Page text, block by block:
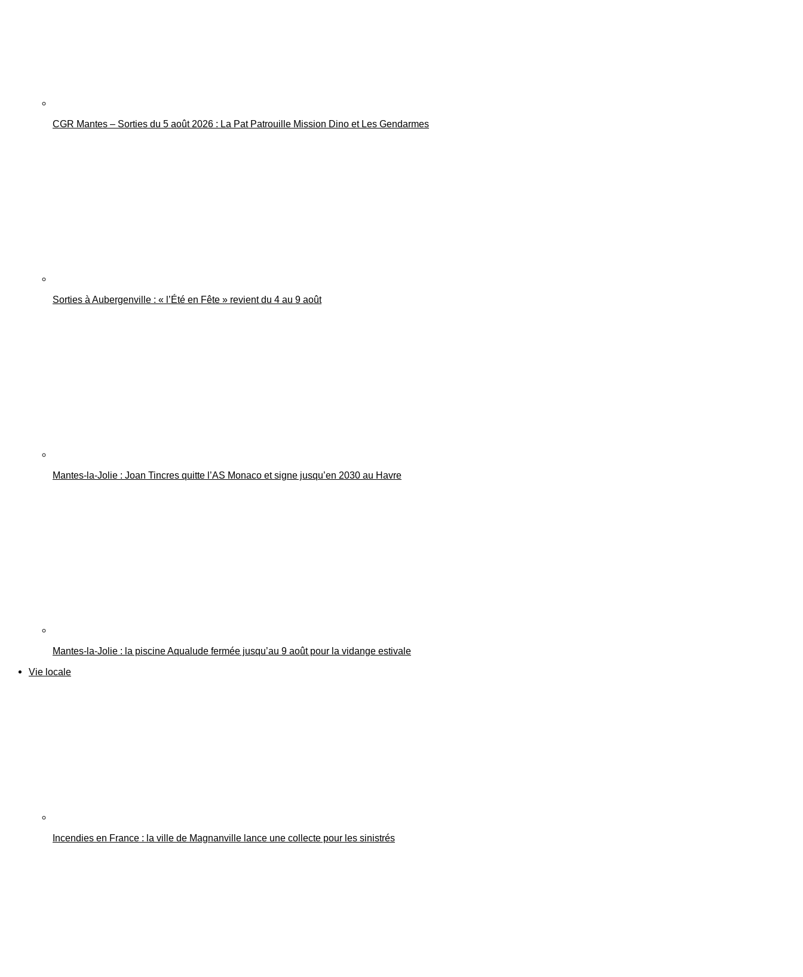
CGR Mantes – Sorties du 5 août 2026 : La Pat Patrouille Mission Dino et Les Gendarmes
Sorties à Aubergenville : « l’Été en Fête » revient du 4 au 9 août
Mantes-la-Jolie : Joan Tincres quitte l’AS Monaco et signe jusqu’en 2030 au Havre
Mantes-la-Jolie : la piscine Aqualude fermée jusqu’au 9 août pour la vidange estivale
Vie locale
Incendies en France : la ville de Magnanville lance une collecte pour les sinistrés